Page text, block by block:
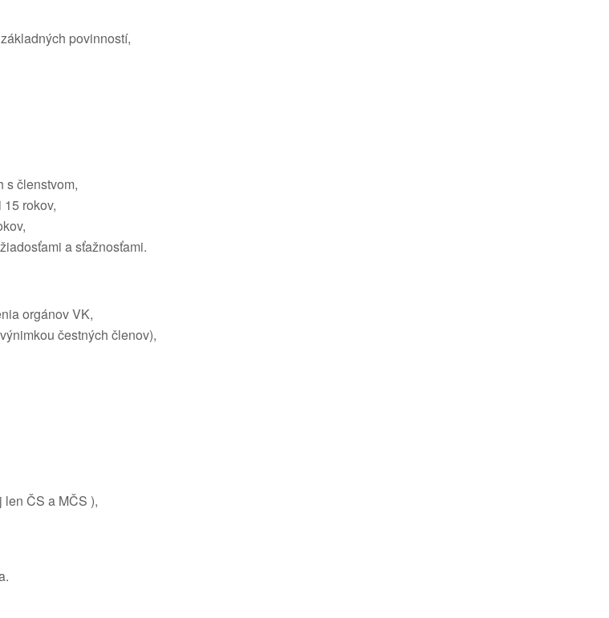
povinností,
s členstvom,
rokov,
a sťažnosťami.
orgánov VK,
čestných členov),
ČS a MČS ),